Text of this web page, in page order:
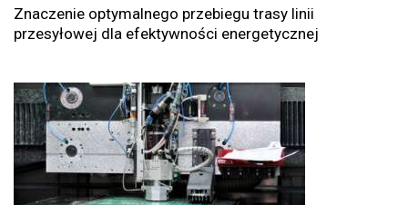
Znaczenie optymalnego przebiegu trasy linii
przesyłowej dla efektywności energetycznej